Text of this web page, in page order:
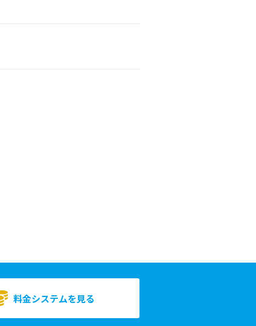
料金システムを見る